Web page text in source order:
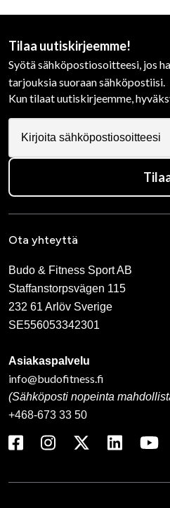
Tilaa uutiskirjeemme!
Syötä sähköpostiosoitteesi, jos
tarjouksia suoraan sähköpostiisi.
Kun tilaat uutiskirjeemme,
Ota yhteyttä
Budo & Fitness Sport AB
Staffanstorpsvägen 115
232 61 Arlöv Sverige
SE556053342301
Asiakaspalvelu
info@budofitness.fi
(Sähköposti nopeinta
+468-673 33 50